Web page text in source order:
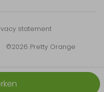
statement
©2026 Pretty Orange